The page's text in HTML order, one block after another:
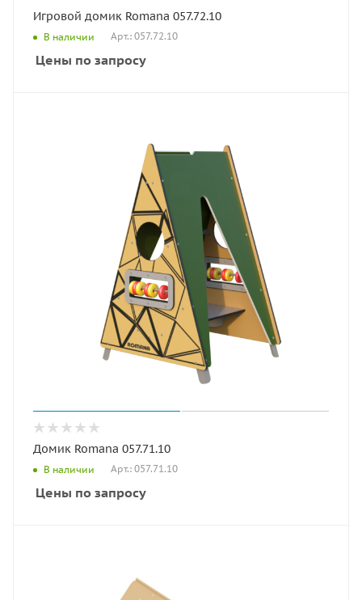
Игровой домик Romana 057.72.10
В наличии Арт.: 057.72.10
Цены по запросу
Домик Romana 057.71.10
В наличии Арт.: 057.71.10
Цены по запросу